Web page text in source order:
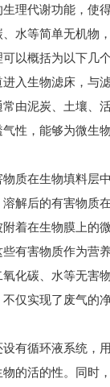
理代谢功能，使
水等简单无机物
以概括为以下几
入生物滤床，与
由泥炭、土壤、
性，能够为微生
质在生物填料层
解后的有害物质
着在生物膜上的
有害物质作为营
化碳、水等无害
仅实现了废气的
有循环液系统，
的活的性。同时